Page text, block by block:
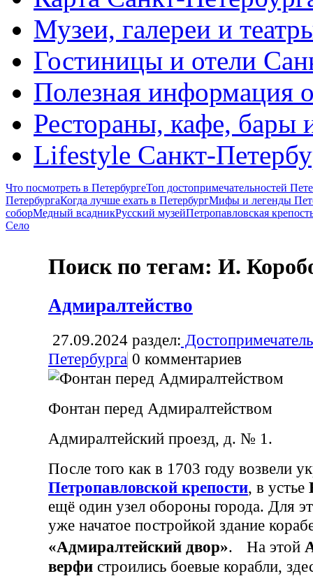
Музеи, галереи и
Гостиницы и отели
Полезная информация
Рестораны, кафе, бары
Lifestyle Санкт-
Что посмотреть в ПетербургеТоп достопримечательностей
ПетербургаКогда лучше ехать в ПетербургМифы и легенды
соборМедный всадникРусский музейПетропавловская
Село
Поиск по тегам: И.
Адмиралтейство
27.09.2024 раздел:
Петербурга 0 комментариев
Фонтан перед Адмиралтейством
Адмиралтейский проезд, д. № 1.
После того как в 1703 году возвели
Петропавловской крепости, в устье
ещё один узел обороны города. Для
уже начатое постройкой здание
«Адмиралтейский двор». На этой
верфи строились боевые корабли,